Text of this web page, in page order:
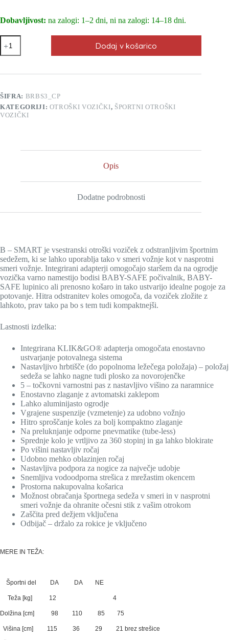
Dobavljivost: na zalogi: 1–2 dni, ni na zalogi: 14–18 dni.
Otroški
voziček
Britax
Smart
(Chili
Pepper)
količina
Dodaj v košarico
ŠIFRA: BRBS3_CP
KATEGORIJI: OTROŠKI VOZIČKI, ŠPORTNI OTROŠKI
VOZIČKI
Opis
Dodatne podrobnosti
B – SMART je vsestranski otroški voziček z odstranljivim športnim
sedežem, ki se lahko uporablja tako v smeri vožnje kot v nasprotni
smeri vožnje. Integrirani adapterji omogočajo staršem da na ogrodje
vozička varno namestijo bodisi BABY-SAFE počivalnik, BABY-
SAFE lupinico ali prenosno košaro in tako ustvarijo idealne pogoje za
potovanje. Hitra odstranitev koles omogoča, da voziček zložite z
lahkoto, prav tako pa bo s tem tudi kompaktnejši.
Lastnosti izdelka:
Integrirana KLIK&GO® adapterja omogočata enostavno
ustvarjanje potovalnega sistema
Nastavljivo hrbtišče (do popolnoma ležečega položaja) – položaj
sedeža se lahko nagne tudi plosko za novorojenčke
5 – točkovni varnostni pas z nastavljivo višino za naramnice
Enostavno zlaganje z avtomatski zaklepom
Lahko aluminijasto ogrodje
Vgrajene suspenzije (vzmetenje) za udobno vožnjo
Hitro sproščanje koles za bolj kompaktno zlaganje
Na preluknjanje odporne pnevmatike (tube-less)
Sprednje kolo je vrtljivo za 360 stopinj in ga lahko blokirate
Po višini nastavljiv ročaj
Udobno mehko oblazinjen ročaj
Nastavljiva podpora za nogice za največje udobje
Snemljiva vodoodporna strešica z mrežastim okencem
Prostorna nakupovalna košarica
Možnost obračanja športnega sedeža v smeri in v nasprotni
smeri vožnje da ohranite očesni stik z vašim otrokom
Zaščita pred dežjem vključena
Odbijač – držalo za rokice je vključeno
MERE IN TEŽA:
Športni del DA DA NE
Teža [kg] 12 4
Dolžina [cm] 98 110 85 75
Višina [cm] 115 36 29 21 brez strešice